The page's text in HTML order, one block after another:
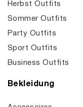
Herbst Outfits
Sommer Outfits
Party Outfits
Sport Outfits
Business Outfits
Bekleidung